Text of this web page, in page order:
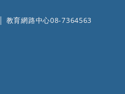
教育網路中心08-7364563